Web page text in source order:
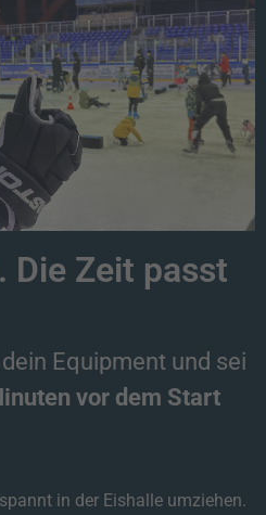
Die Zeit passt
Equipment und sei
vor dem Start
in der Eishalle umziehen.